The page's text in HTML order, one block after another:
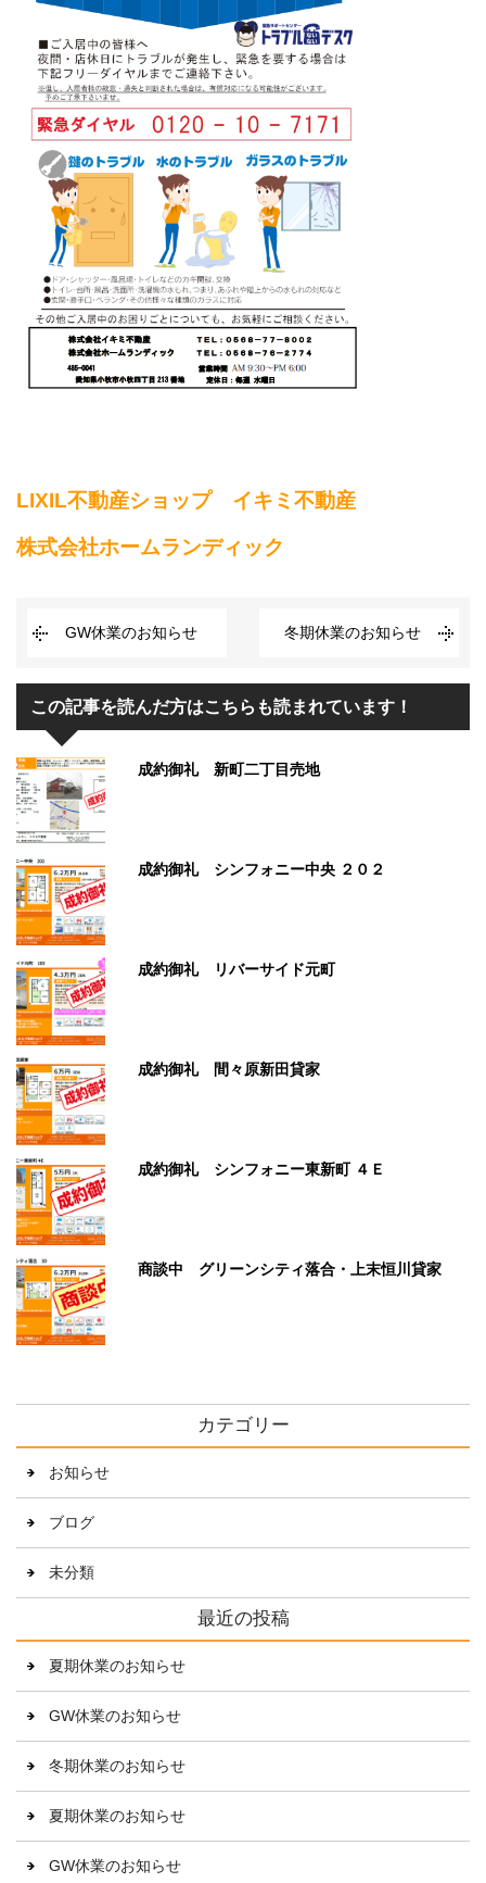
LIXIL不動産ショップ イキミ不動産
株式会社ホームランディック
GW休業のお知らせ 冬期休業のお知らせ
この記事を読んだ方はこちらも読まれています！
成約御礼 新町二丁目売地
成約御礼 シンフォニー中央 ２０２
成約御礼 リバーサイド元町
成約御礼 間々原新田貸家
成約御礼 シンフォニー東新町 ４Ｅ
商談中 グリーンシティ落合・上末恒川貸家
カテゴリー
お知らせ
ブログ
未分類
最近の投稿
夏期休業のお知らせ
GW休業のお知らせ
冬期休業のお知らせ
夏期休業のお知らせ
GW休業のお知らせ